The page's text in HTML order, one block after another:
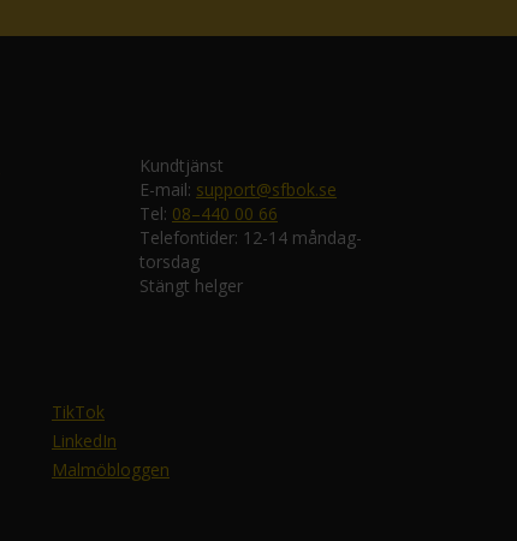
Kundtjänst
E-mail: support@sfbok.se
Tel: 08–440 00 66
Telefontider: 12-14 måndag-
torsdag
Stängt helger
TikTok
LinkedIn
Malmöbloggen